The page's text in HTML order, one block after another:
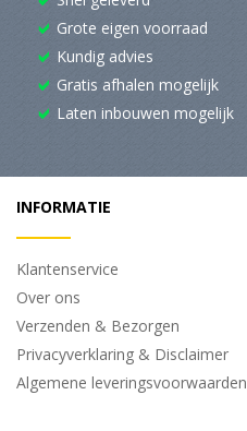
Grote eigen voorraad
Kundig advies
Gratis afhalen mogelijk
Laten inbouwen mogelijk
INFORMATIE
Klantenservice
Over ons
Verzenden & Bezorgen
Privacyverklaring & Disclaimer
Algemene leveringsvoorwaarden